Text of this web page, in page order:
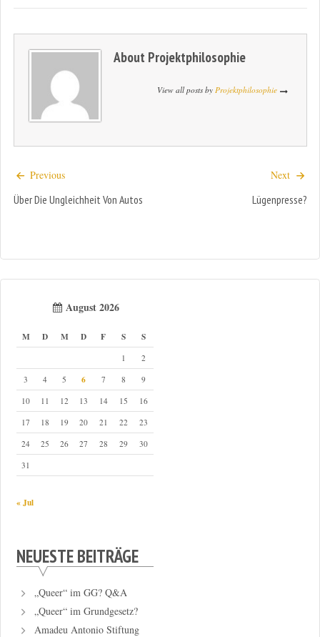
About Projektphilosophie
View all posts by Projektphilosophie
Previous
Über Die Ungleichheit Von Autos
Next
Lügenpresse?
August 2026
M D M D F S S
1
2
3
4 5 6 7 8
9
10
11 12 13 14 15
16
17
18 19 20 21 22
23
24
25 26 27 28 29
30
31
« Jul
NEUESTE BEITRÄGE
„Queer“ im GG? Q&A
„Queer“ im Grundgesetz?
Amadeu Antonio Stiftung